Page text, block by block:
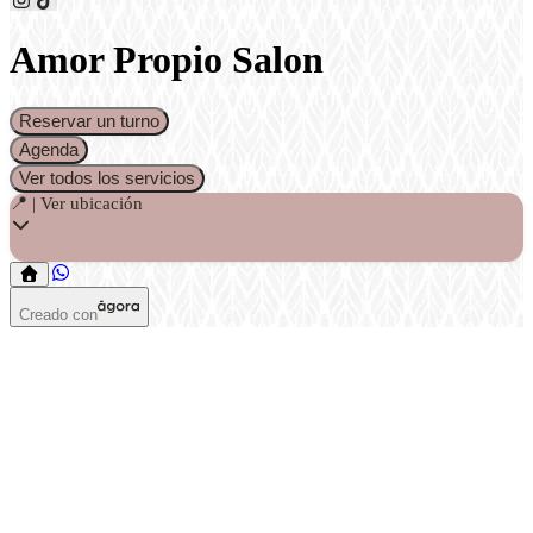
Amor Propio Salon
Reservar un turno
Agenda
Ver todos los servicios
📍 | Ver ubicación
Creado con